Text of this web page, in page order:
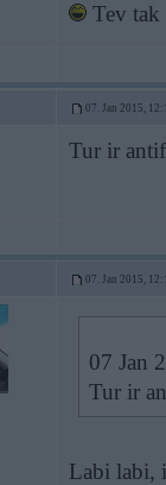
Tev tak
07. Jan 2015,
Tur ir
07. Jan 2015,
07 Jan
Tur ir
Labi labi,